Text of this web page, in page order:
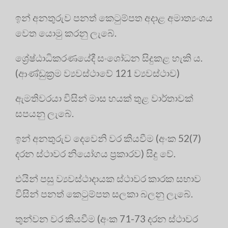
ඉන් අනතුරුව පනත් කෙටුම්පත අදාළ අමාත්‍යංශය
වෙත යොමු කරනු ලැබේ.
ශ්‍රේෂ්ඨාධිකරණයේදී සංශෝධන සිදුකළ හැකි ය.
(ආණ්ඩුක්‍රම ව්‍යවස්ථාවේ 121 ව්‍යවස්ථාව)
ඇමතිවරයා විසින් මාස හයක් තුළ වාර්තාවක්
සපයනු ලැබේ.
ඉන් අනතුරුව දෙවෙනි වර කියවීම (අංක 52(7)
දරන ස්ථාවර නියෝගය ප්‍රකාරව) සිදු වේ.
එයින් පසු ව්‍යවස්ථාදායක ස්ථාවර කාරක සභාව
විසින් පනත් කෙටුම්පත සලකා බලනු ලැබේ.
තුන්වන වර කියවීම (අංක 71-73 දරන ස්ථාවර